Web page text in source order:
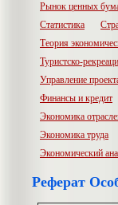
Рынок ценных
Статистика
Теория
Туристско-
Управление
Финансы и кредит
Экономика
Экономика труда
Экономический
Реферат